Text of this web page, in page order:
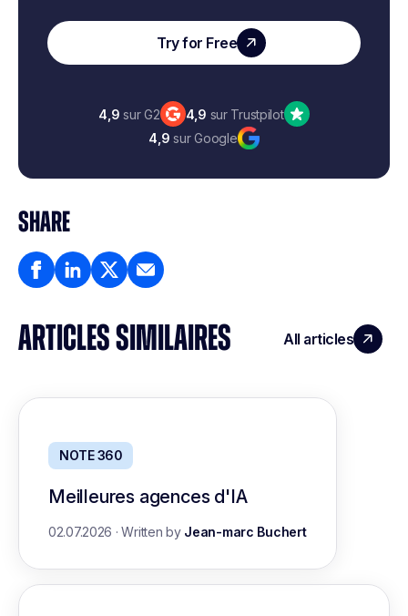
Try for Free
4,9 sur G2 4,9 sur Trustpilot
4,9 sur Google
SHARE
ARTICLES SIMILAIRES All articles
NOTE 360
Meilleures agences d'IA
02.07.2026 ·Written by Jean-marc Buchert